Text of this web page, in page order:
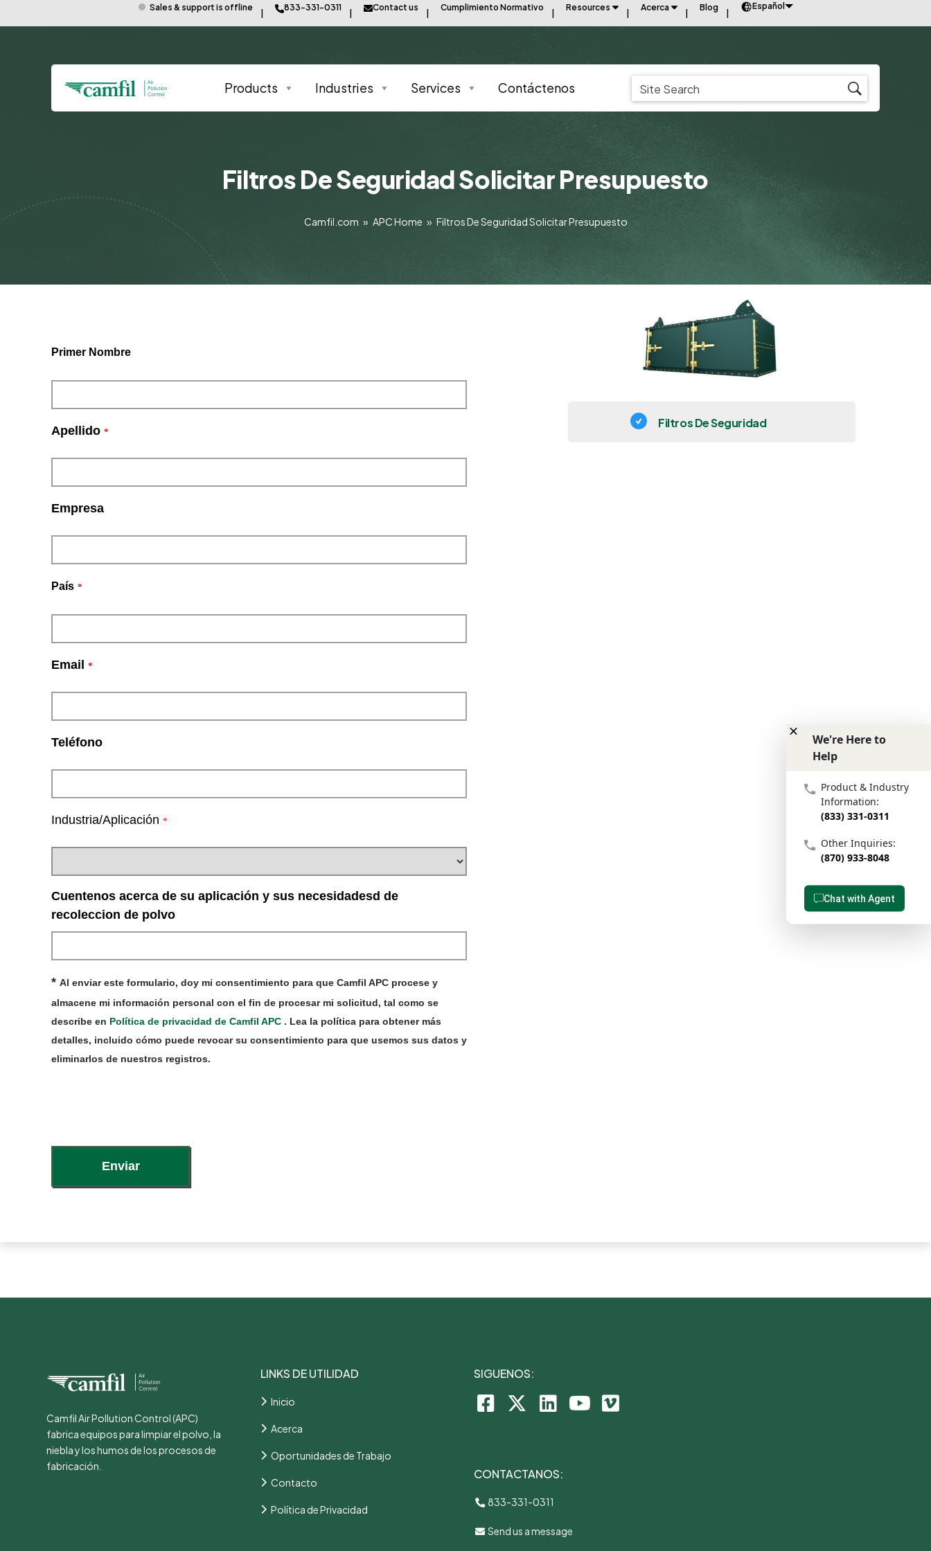
Sales & support is offline 833-331-0311 Contact us Cumplimiento Normativo Resources Acerca Blog Español
Products Industries Services Contáctenos
Filtros De Seguridad Solicitar Presupuesto
Camfil.com » APC Home » Filtros De Seguridad Solicitar Presupuesto
Primer Nombre
Apellido *
Empresa
País *
Email *
Teléfono
Industria/Aplicación *
Cuentenos acerca de su aplicación y sus necesidadesd de
recoleccion de polvo
*Al enviar este formulario, doy mi consentimiento para que Camfil APC procese y
almacene mi información personal con el fin de procesar mi solicitud, tal como se
describe en Política de privacidad de Camfil APC . Lea la política para obtener más
detalles, incluido cómo puede revocar su consentimiento para que usemos sus datos y
eliminarlos de nuestros registros.
Filtros De Seguridad
Camfil Air Pollution Control (APC)
fabrica equipos para limpiar el polvo, la
niebla y los humos de los procesos de
fabricación.
LINKS DE UTILIDAD
Inicio
Acerca
Oportunidades de Trabajo
Contacto
Política de Privacidad
SIGUENOS:
CONTACTANOS:
833-331-0311
Send us a message
We're Here to
Help
Product & Industry
Information:
(833) 331-0311
Other Inquiries:
(870) 933-8048
Chat with Agent